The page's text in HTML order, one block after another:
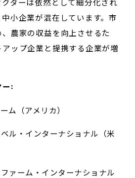
小企業が混在しています。市
農家の収益を向上させるた
ップ企業と提携する企業が増
ー:
ム（アメリカ）
ル・インターナショナル（米
ァーム・インターナショナル